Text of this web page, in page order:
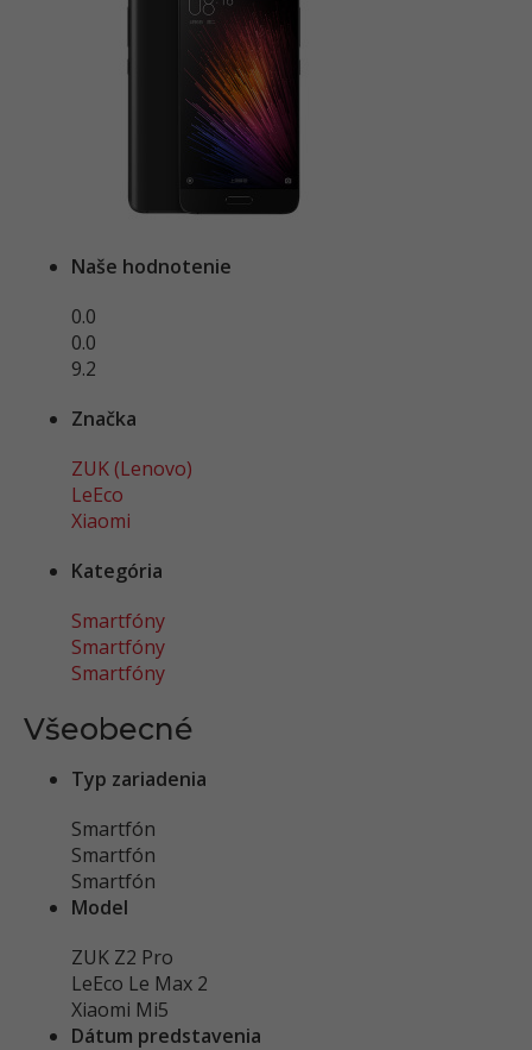
Naše hodnotenie
0.0
0.0
9.2
Značka
ZUK (Lenovo)
LeEco
Xiaomi
Kategória
Smartfóny
Smartfóny
Smartfóny
Všeobecné
Typ zariadenia
Smartfón
Smartfón
Smartfón
Model
ZUK Z2 Pro
LeEco Le Max 2
Xiaomi Mi5
Dátum predstavenia